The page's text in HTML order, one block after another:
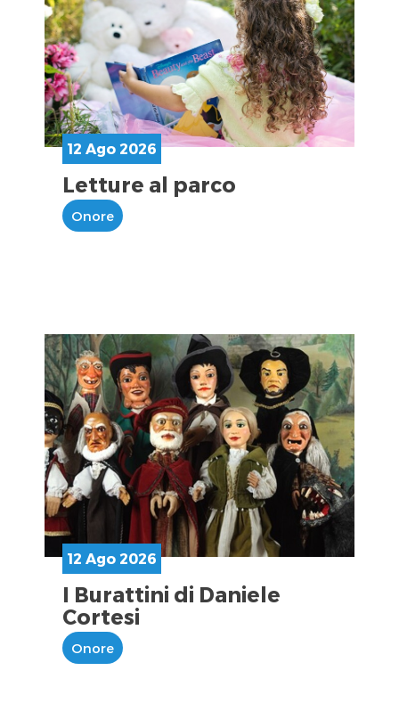
12 Ago 2026
Letture al parco
Onore
12 Ago 2026
I Burattini di Daniele
Cortesi
Onore